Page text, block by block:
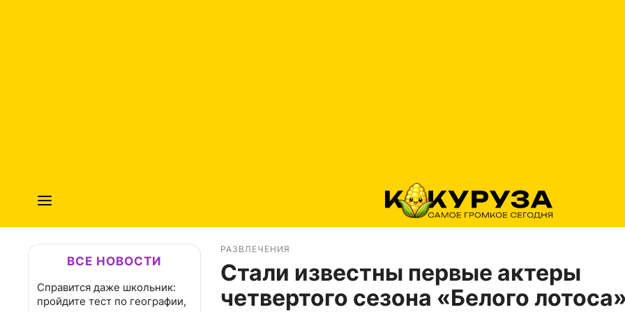
ВСЕ НОВОСТИ
Справится даже школьник:
пройдите тест по географии,
РАЗВЛЕЧЕНИЯ
Стали известны первые актеры
четвертого сезона «Белого